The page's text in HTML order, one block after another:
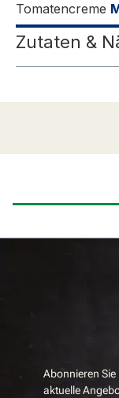
Tomatencreme
Zutaten &
Abonnieren
aktuelle